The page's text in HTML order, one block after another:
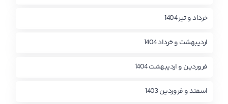
خرداد و تیر 1404
اردیبهشت و خرداد 1404
فروردین و اردیبهشت 1404
اسفند و فروردین 1403